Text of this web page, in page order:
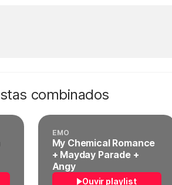
combinados
EMO
My Chemical Romance
+ Mayday Parade +
Angy
Ouvir playlist